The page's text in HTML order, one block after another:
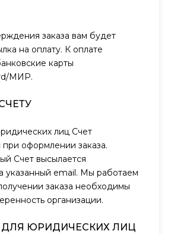
заказа вам будет
на оплату. К оплате
карты
МИР.
лиц Счет
оформлении заказа.
Счет высылается
указанный email. Мы работаем
заказа необходимы
организации.
ДЛЯ ЮРИДИЧЕСКИХ ЛИЦ